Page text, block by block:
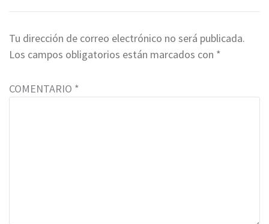
Tu dirección de correo electrónico no será publicada.
Los campos obligatorios están marcados con *
COMENTARIO *